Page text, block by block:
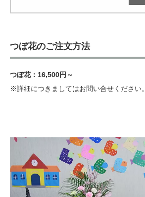
つぼ花のご注文方法
つぼ花：16,500円～
※詳細につきましてはお問い合せください。